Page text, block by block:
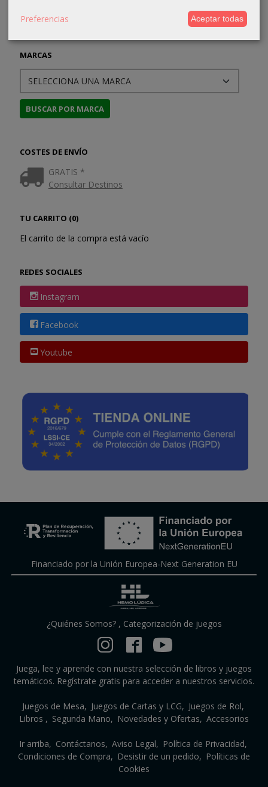
MARCAS
COSTES DE ENVÍO
GRATIS *
Consultar Destinos
TU CARRITO (0)
El carrito de la compra está vacío
REDES SOCIALES
Instagram
Facebook
Youtube
Financiado por la Unión Europea-Next Generation EU
¿Quiénes Somos?, Categorización de juegos
Juega, lee y aprende con nuestra selección de libros y juegos
temáticos. Regístrate gratis para acceder a nuestros servicios.
Juegos de Mesa Juegos de Cartas y LCG
Juegos de Rol
Libros
Segunda Mano Novedades y Ofertas Accesorios
Ir arriba Contáctanos Aviso Legal
Política de Privacidad
Condiciones de Compra
Desistir de un pedido
Políticas de
Cookies
Preferencias Aceptar todas